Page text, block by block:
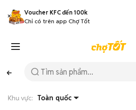
Voucher KFC đến 100k
Chỉ có trên app Chợ Tốt
Khu vực: Toàn quốc